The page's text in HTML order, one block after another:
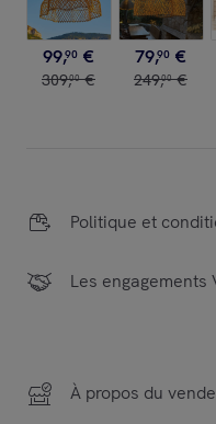
99,90 €
309,00 €
79,90 €
249,00 €
Politique et
Les engagements
À propos du